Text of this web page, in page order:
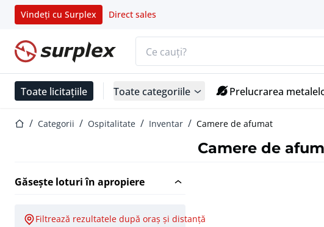
Vindeți cu Surplex Direct sales
Pagina de start
Toate licitațiile Toate categoriile Prelucrarea
Pagina de start
Categorii Ospitalitate Inventar Camere de afumat
Camere de
Găsește loturi în apropiere
Filtrează rezultatele după oraș și distanță